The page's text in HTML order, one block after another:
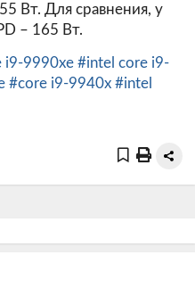
Вт. Для сравнения, у
– 165 Вт.
i9-9990xe #intel core i9-
#core i9-9940x #intel